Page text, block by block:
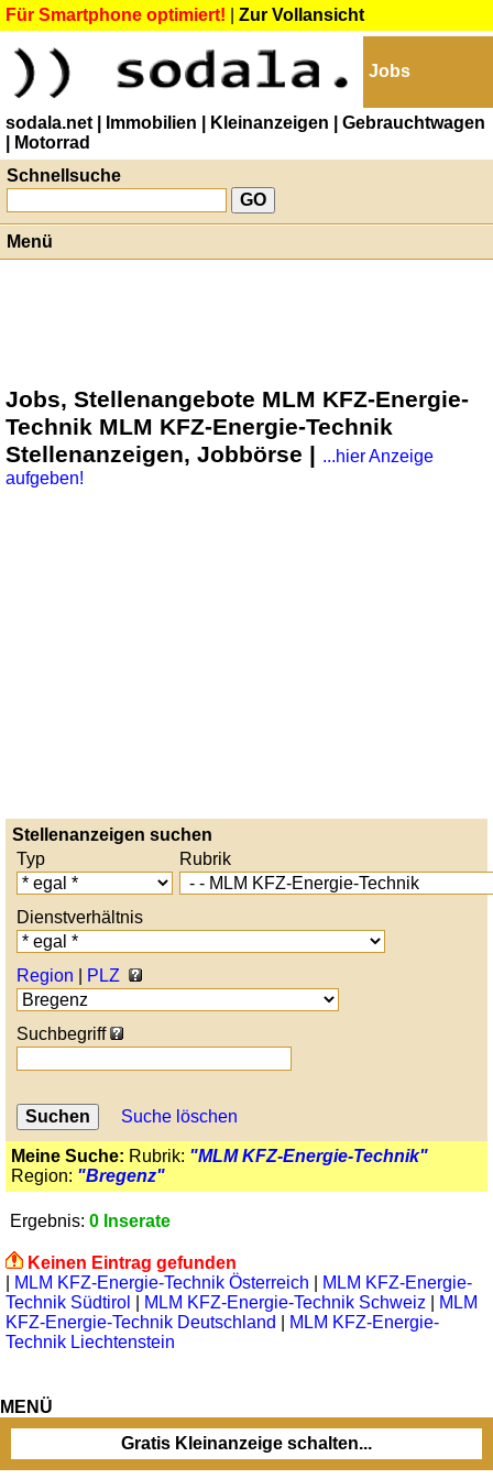
Für Smartphone optimiert! Zur Vollansicht
Jobs
sodala.net | Immobilien | Kleinanzeigen
| Gebrauchtwagen
| Motorrad
Schnellsuche
Menü
Jobs, Stellenangebote MLM KFZ-Energie-
Technik MLM KFZ-Energie-Technik
Stellenanzeigen, Jobbörse | ...hier Anzeige
aufgeben!
Stellenanzeigen suchen
Typ
Rubrik
Dienstverhältnis
Region PLZ
Suchbegriff
Suche löschen
Meine Suche: Rubrik: "MLM KFZ-Energie-Technik"
Region: "Bregenz"
Ergebnis: 0 Inserate
Keinen Eintrag gefunden
MLM KFZ-Energie-Technik Österreich
MLM KFZ-Energie-
Technik Südtirol
MLM KFZ-Energie-Technik Schweiz
MLM
KFZ-Energie-Technik Deutschland
MLM KFZ-Energie-
Technik Liechtenstein
MENÜ
Gratis Kleinanzeige schalten...